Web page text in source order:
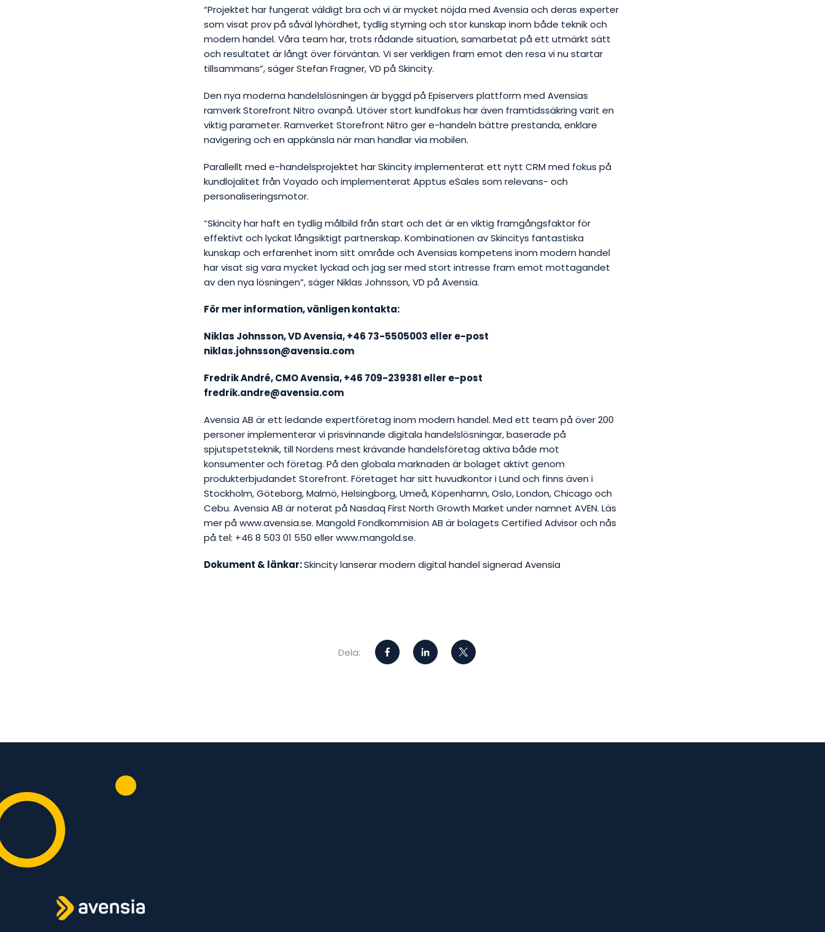
“Projektet har fungerat väldigt bra och vi är mycket nöjda med Avensia och deras experter
som visat prov på såväl lyhördhet, tydlig styrning och stor kunskap inom både teknik och
modern handel. Våra team har, trots rådande situation, samarbetat på ett utmärkt sätt
och resultatet är långt över förväntan. Vi ser verkligen fram emot den resa vi nu startar
tillsammans”, säger Stefan Fragner, VD på Skincity.
Den nya moderna handelslösningen är byggd på Episervers plattform med Avensias
ramverk Storefront Nitro ovanpå. Utöver stort kundfokus har även framtidssäkring varit en
viktig parameter. Ramverket Storefront Nitro ger e-handeln bättre prestanda, enklare
navigering och en appkänsla när man handlar via mobilen.
Parallellt med e-handelsprojektet har Skincity implementerat ett nytt CRM med fokus på
kundlojalitet från Voyado och implementerat Apptus eSales som relevans- och
personaliseringsmotor.
“Skincity har haft en tydlig målbild från start och det är en viktig framgångsfaktor för
effektivt och lyckat långsiktigt partnerskap. Kombinationen av Skincitys fantastiska
kunskap och erfarenhet inom sitt område och Avensias kompetens inom modern handel
har visat sig vara mycket lyckad och jag ser med stort intresse fram emot mottagandet
av den nya lösningen”,säger Niklas Johnsson, VD på Avensia.
För mer information, vänligen kontakta:
Niklas Johnsson,VD Avensia, +46 73-5505003 eller e-post
niklas.johnsson@avensia.com
Fredrik André, CMO Avensia, +46 709-239381 eller e-post
fredrik.andre@avensia.com
Avensia AB är ett ledande expertföretag inom modern handel. Med ett team på över 200
personer implementerar vi prisvinnande digitala handelslösningar, baserade på
spjutspetsteknik, till Nordens mest krävande handelsföretag aktiva både mot
konsumenter och företag. På den globala marknaden är bolaget aktivt genom
produkterbjudandet Storefront. Företaget har sitt huvudkontor i Lund och finns även i
Stockholm, Göteborg, Malmö, Helsingborg, Umeå, Köpenhamn, Oslo, London, Chicago och
Cebu. Avensia AB är noterat på Nasdaq First North Growth Market under namnet AVEN. Läs
mer på www.avensia.se. Mangold Fondkommision AB är bolagets Certified Advisor och nås
på tel: +46 8 503 01 550 eller www.mangold.se.
Dokument & länkar:Skincity lanserar modern digital handel signerad Avensia
Dela: